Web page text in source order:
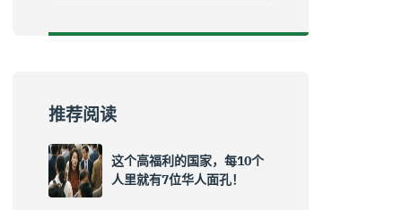
推荐阅读
这个高福利的国家，每10个
人里就有7位华人面孔！